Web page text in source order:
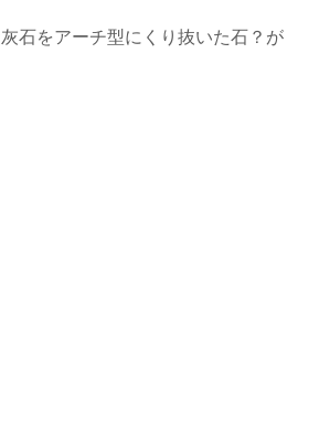
石をアーチ型にくり抜いた石？が